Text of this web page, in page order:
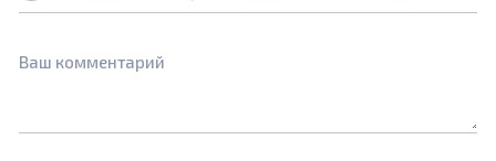
Ваш комментарий